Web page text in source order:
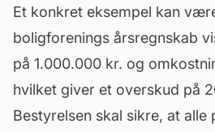
Et konkret eksempel kan
boligforenings årsregnskab
på 1.000.000 kr. og
hvilket giver et overskud på
Bestyrelsen skal sikre, at